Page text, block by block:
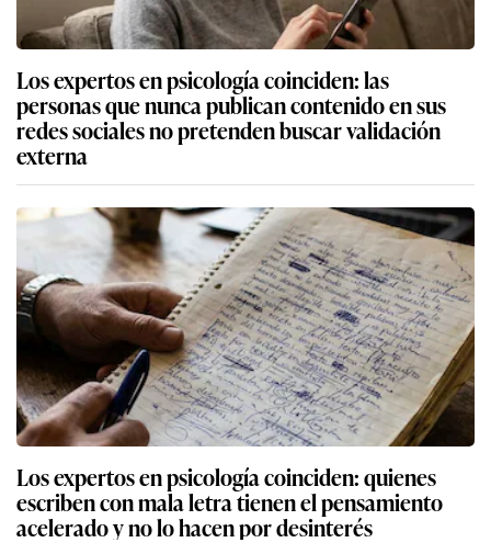
Los expertos en psicología coinciden: las
personas que nunca publican contenido en sus
redes sociales no pretenden buscar validación
externa
Los expertos en psicología coinciden: quienes
escriben con mala letra tienen el pensamiento
acelerado y no lo hacen por desinterés